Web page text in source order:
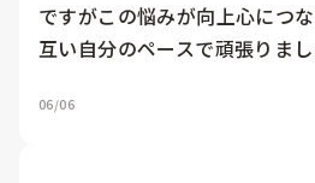
ですがこの悩みが向上心につ
06/06